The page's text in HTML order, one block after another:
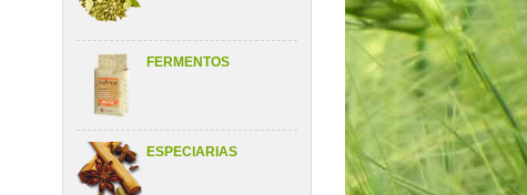
FERMENTOS
ESPECIARIAS